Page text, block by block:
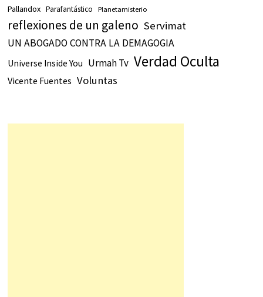
Pallandox Parafantástico Planetamisterio
reflexiones de un galeno Servimat
UN ABOGADO CONTRA LA DEMAGOGIA
Universe Inside You Urmah Tv Verdad Oculta
Vicente Fuentes Voluntas